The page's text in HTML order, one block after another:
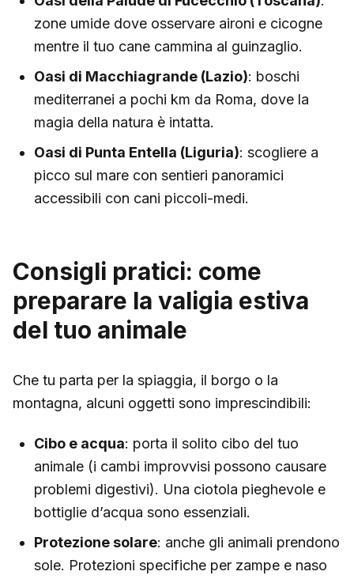
zone umide dove osservare aironi e cicogne
mentre il tuo cane cammina al guinzaglio.
Oasi di Macchiagrande (Lazio): boschi
mediterranei a pochi km da Roma, dove la
magia della natura è intatta.
Oasi di Punta Entella (Liguria): scogliere a
picco sul mare con sentieri panoramici
accessibili con cani piccoli-medi.
Consigli pratici: come
preparare la valigia estiva
del tuo animale
Che tu parta per la spiaggia, il borgo o la
montagna, alcuni oggetti sono imprescindibili:
Cibo e acqua: porta il solito cibo del tuo
animale (i cambi improvvisi possono causare
problemi digestivi). Una ciotola pieghevole e
bottiglie d’acqua sono essenziali.
Protezione solare: anche gli animali prendono
sole. Protezioni specifiche per zampe e naso